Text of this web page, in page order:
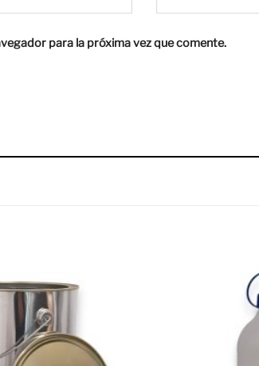
para la próxima vez que comente.